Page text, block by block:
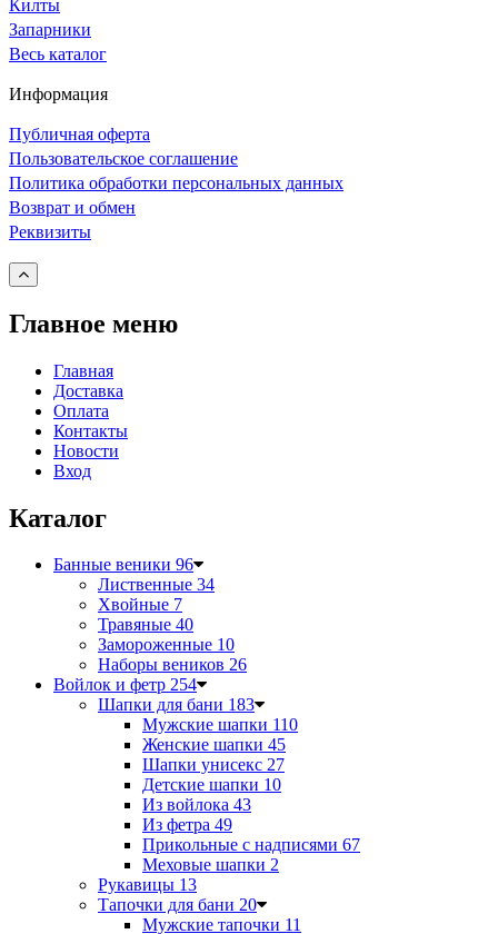
Килты
Запарники
Весь каталог
Информация
Публичная оферта
Пользовательское соглашение
Политика обработки персональных данных
Возврат и обмен
Реквизиты
Главное меню
Главная
Доставка
Оплата
Контакты
Новости
Вход
Каталог
Банные веники 96
Лиственные 34
Хвойные 7
Травяные 40
Замороженные 10
Наборы веников 26
Войлок и фетр 254
Шапки для бани 183
Мужские шапки 110
Женские шапки 45
Шапки унисекс 27
Детские шапки 10
Из войлока 43
Из фетра 49
Прикольные с надписями 67
Меховые шапки 2
Рукавицы 13
Тапочки для бани 20
Мужские тапочки 11